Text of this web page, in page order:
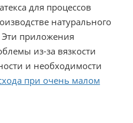
для процессов
натурального
Эти приложения
из-за вязкости
и необходимости
при очень малом